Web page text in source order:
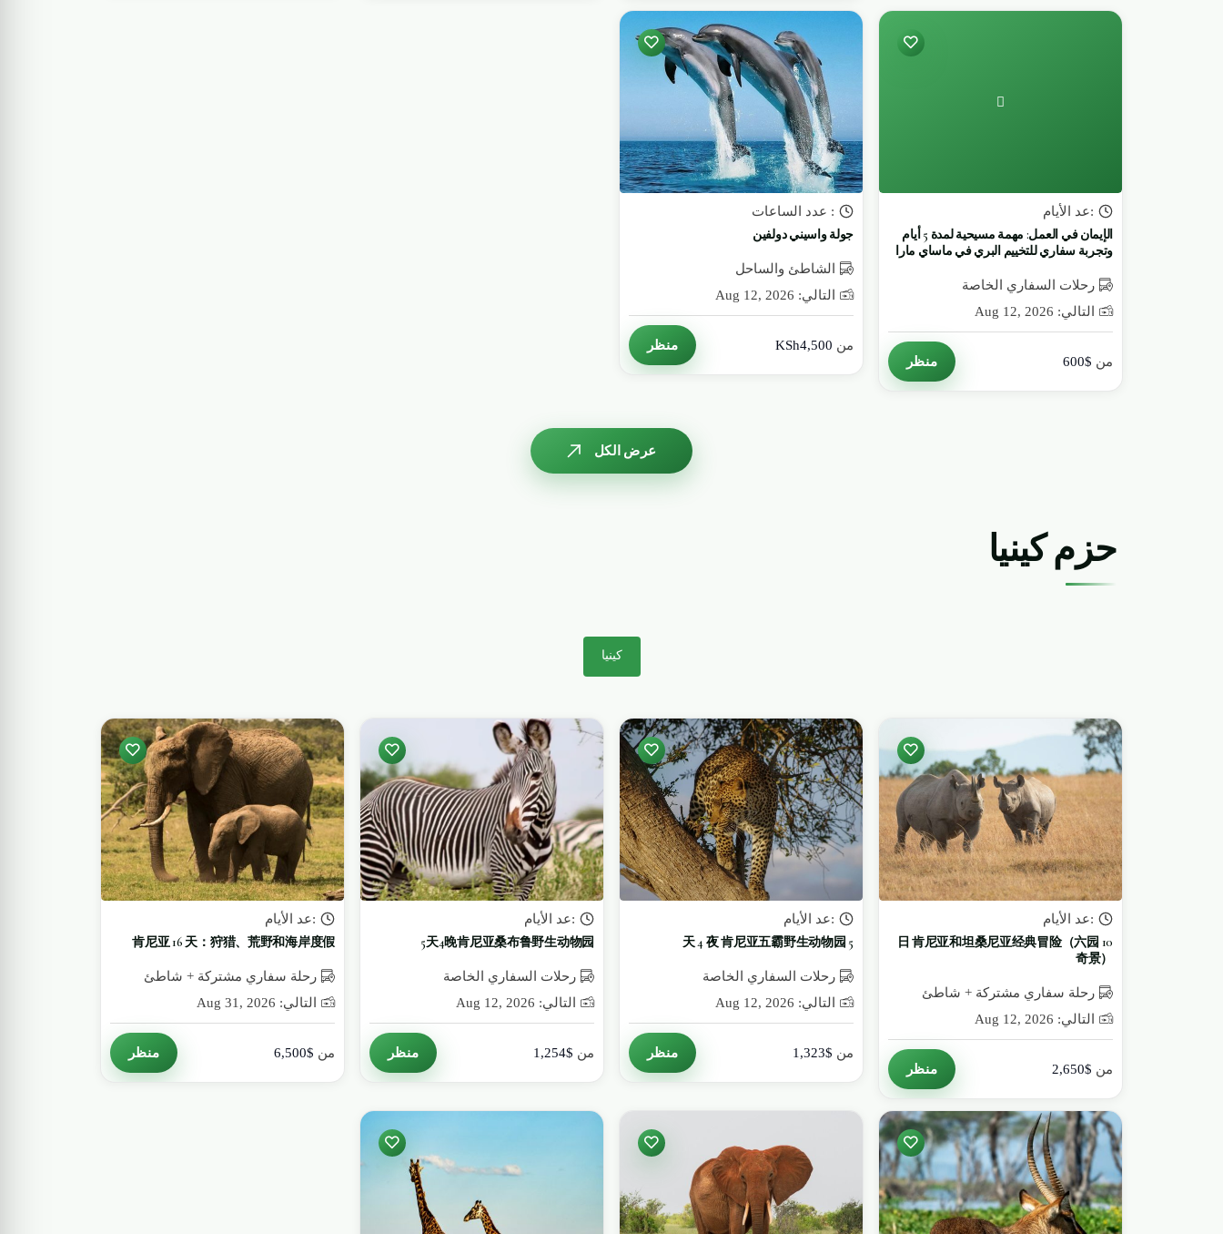
:عد الأيام
الإيمان في العمل: مهمة مسيحية لمدة 5 أيام
وتجربة سفاري للتخييم البري في ماساي مارا
رحلات السفاري الخاصة
التالي: Aug 12, 2026
من $600 منظر
: عدد الساعات
جولة واسيني دولفين
الشاطئ والساحل
التالي: Aug 12, 2026
من KSh4,500 منظر
عرض الكل
حزم كينيا
كينيا
:عد الأيام
10 日 肯尼亚和坦桑尼亚经典冒险（六园
奇景）
رحلة سفاري مشتركة + شاطئ
التالي: Aug 12, 2026
من $2,650 منظر
:عد الأيام
5 天 4 夜 肯尼亚五霸野生动物园
رحلات السفاري الخاصة
التالي: Aug 12, 2026
من $1,323 منظر
:عد الأيام
5天4晚肯尼亚桑布鲁野生动物园
رحلات السفاري الخاصة
التالي: Aug 12, 2026
من $1,254 منظر
:عد الأيام
肯尼亚 16 天：狩猎、荒野和海岸度假
رحلة سفاري مشتركة + شاطئ
التالي: Aug 31, 2026
من $6,500 منظر